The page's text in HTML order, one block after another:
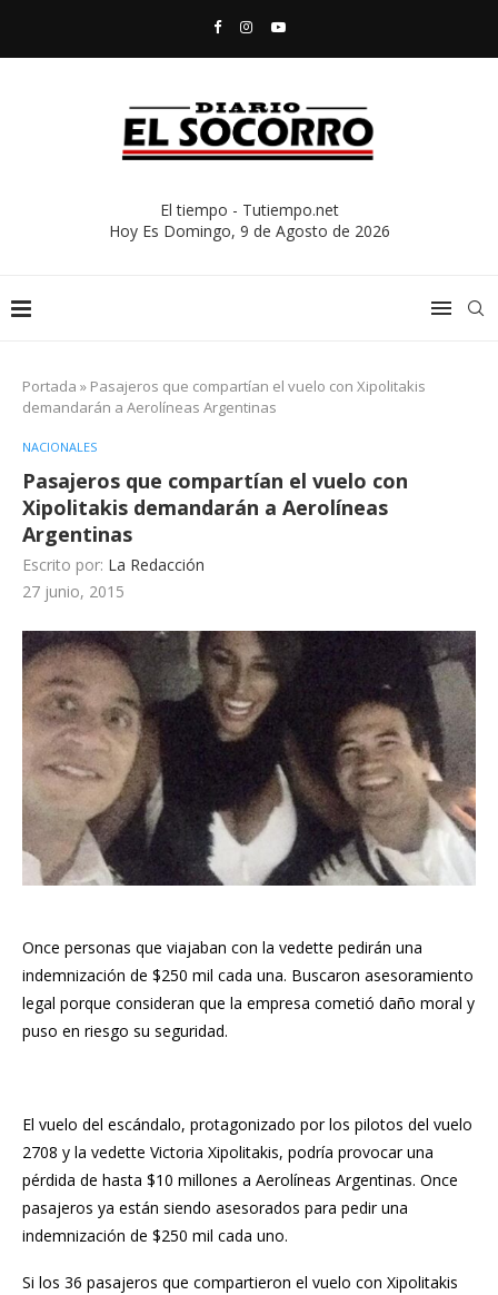
El tiempo - Tutiempo.net
Hoy Es Domingo, 9 de Agosto de 2026
Portada » Pasajeros que compartían el vuelo con Xipolitakis
demandarán a Aerolíneas Argentinas
NACIONALES
Pasajeros que compartían el vuelo con
Xipolitakis demandarán a Aerolíneas
Argentinas
Escrito por: La Redacción
27 junio, 2015
Once personas que viajaban con la vedette pedirán una
indemnización de $250 mil cada una. Buscaron asesoramiento
legal porque consideran que la empresa cometió daño moral y
puso en riesgo su seguridad.
El vuelo del escándalo, protagonizado por los pilotos del vuelo
2708 y la vedette Victoria Xipolitakis, podría provocar una
pérdida de hasta $10 millones a Aerolíneas Argentinas. Once
pasajeros ya están siendo asesorados para pedir una
indemnización de $250 mil cada uno.
Si los 36 pasajeros que compartieron el vuelo con Xipolitakis